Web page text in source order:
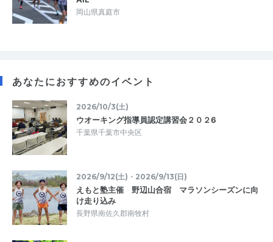
岡山県真庭市
あなたにおすすめのイベント
2026/10/3(土)
ウオーキング指導員認定講習会２０２6
千葉県千葉市中央区
2026/9/12(土)・2026/9/13(日)
えもと塾主催 野辺山合宿 マラソンシーズンに向
け走り込み
長野県南佐久郡南牧村